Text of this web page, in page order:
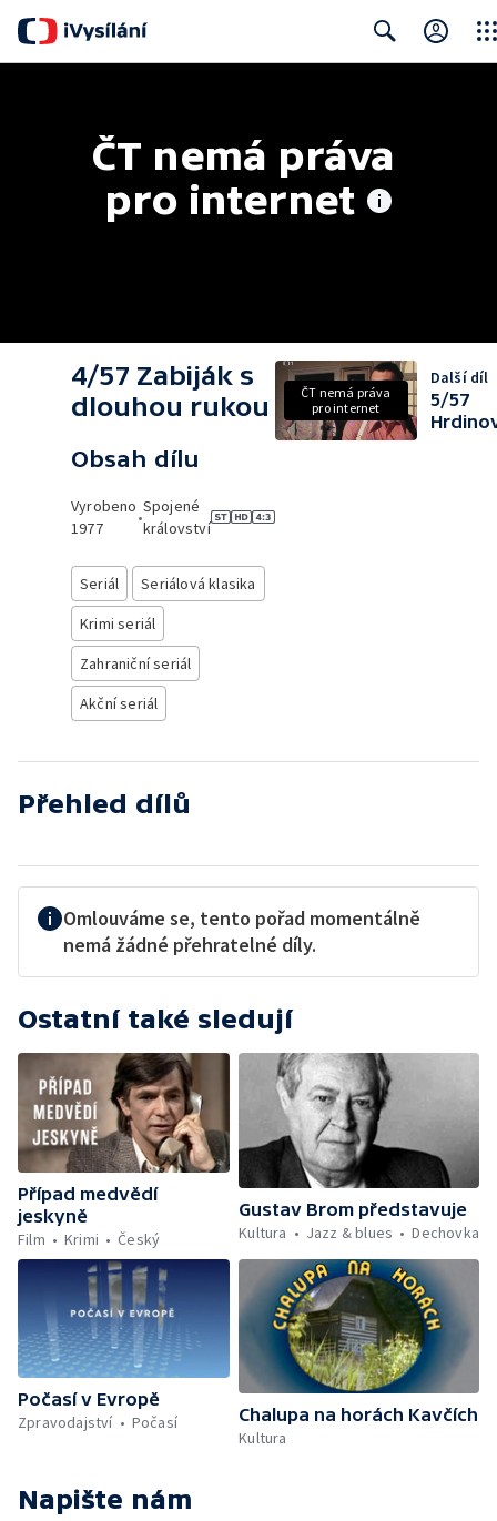
ČT nemá práva
pro internet
4/57 Zabiják s
dlouhou rukou
Obsah dílu
Vyrobeno
1977
•
Spojené
království
Seriál
Seriálová klasika
Krimi seriál
Zahraniční seriál
Akční seriál
ČT nemá práva
pro internet
Další díl
5/57
Přehled dílů
Omlouváme se, tento pořad momentálně
nemá žádné přehratelné díly.
Ostatní také sledují
Případ medvědí
jeskyně
Film
Krimi Český
Gustav Brom představuje
Kultura
Jazz & blues Dechovka
Počasí v Evropě
Zpravodajství
Počasí
Chalupa na horách Kavčích
Kultura
Napište nám